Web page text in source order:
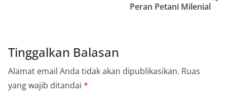
Peran Petani Milenial
Tinggalkan Balasan
Alamat email Anda tidak akan dipublikasikan. Ruas
yang wajib ditandai *